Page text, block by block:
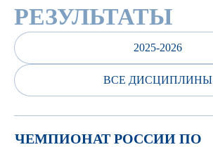
РЕЗУЛЬТАТЫ
2025-2026
ВСЕ ДИСЦИПЛИНЫ
ЧЕМПИОНАТ РОССИИ ПО